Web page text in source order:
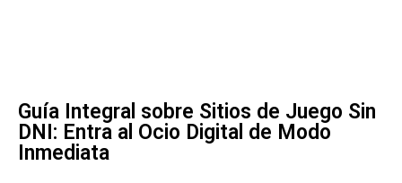
Guía Integral sobre Sitios de Juego Sin
DNI: Entra al Ocio Digital de Modo
Inmediata